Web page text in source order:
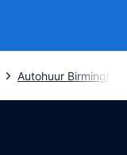
Autohuur